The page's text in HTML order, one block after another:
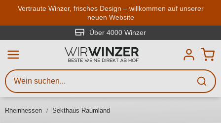
Zum Hauptinhalt springen
Vertraute Winzer, frisches Design – willkommen auf unserer
neuen Website
Über 4000 Winzer
Rheinhessen Sekthaus Raumland
Weinsuche
Mindestens 3 Zeichen eingeben
Beschreiben Sie, welchen Wein
Sie suchen – ob nach Geschmack,